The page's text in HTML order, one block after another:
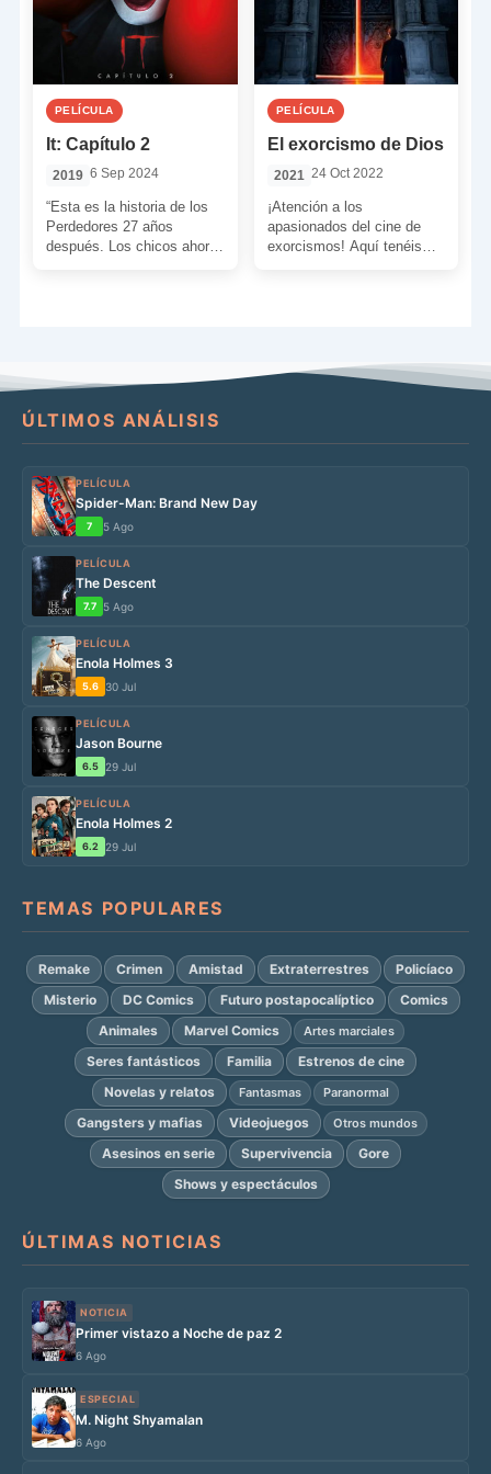
PELÍCULA
It: Capítulo 2
2019 6 Sep 2024
“Esta es la historia de los
Perdedores 27 años
después. Los chicos ahora
PELÍCULA
El exorcismo de Dios
2021 24 Oct 2022
¡Atención a los
apasionados del cine de
exorcismos! Aquí tenéis
ÚLTIMOS ANÁLISIS
PELÍCULA
Spider-Man: Brand New Day
7 5 Ago
PELÍCULA
The Descent
7.7 5 Ago
PELÍCULA
Enola Holmes 3
5.6 30 Jul
PELÍCULA
Jason Bourne
6.5 29 Jul
PELÍCULA
Enola Holmes 2
6.2 29 Jul
TEMAS POPULARES
Remake Crimen Amistad Extraterrestres
Policíaco
Misterio
DC Comics Futuro postapocalíptico
Comics
Animales
Marvel Comics Artes marciales
Seres fantásticos Familia
Estrenos de cine
Novelas y relatos
Fantasmas Paranormal
Gangsters y mafias Videojuegos Otros mundos
Asesinos en serie Supervivencia
Gore
Shows y espectáculos
ÚLTIMAS NOTICIAS
NOTICIA
Primer vistazo a Noche de paz 2
6 Ago
ESPECIAL
M. Night Shyamalan
6 Ago